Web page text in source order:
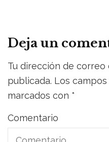
Deja un
Tu dirección de
publicada. Los
marcados con *
Comentario